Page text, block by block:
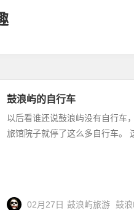
鼓浪屿的自行车
以后看谁还说鼓浪屿没有自行车
旅馆院子就停了这么多自行车。
02月27日 鼓浪屿旅游 鼓